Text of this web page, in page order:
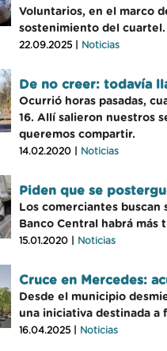
Voluntarios, en el marco
sostenimiento del cuartel.
22.09.2025 | Noticias
De no creer: todavía
Ocurrió horas pasadas,
16. Allí salieron nuestros
queremos compartir.
14.02.2020 | Noticias
Piden que se
Los comerciantes buscan
Banco Central habrá más
15.01.2020 | Noticias
Cruce en Mercedes:
Desde el municipio
una iniciativa destinada a
16.04.2025 | Noticias